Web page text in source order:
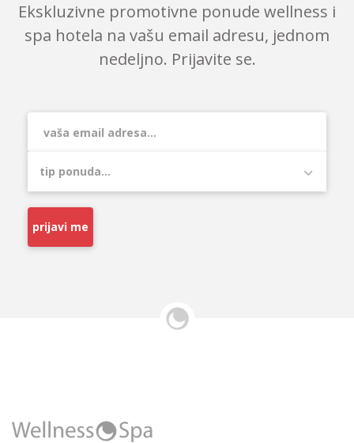
Ekskluzivne promotivne ponude wellness i
spa hotela na vašu email adresu, jednom
nedeljno. Prijavite se.
prijavi me